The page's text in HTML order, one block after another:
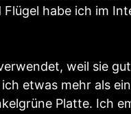
habe ich im
weil sie
etwas mehr als
Platte. Ich